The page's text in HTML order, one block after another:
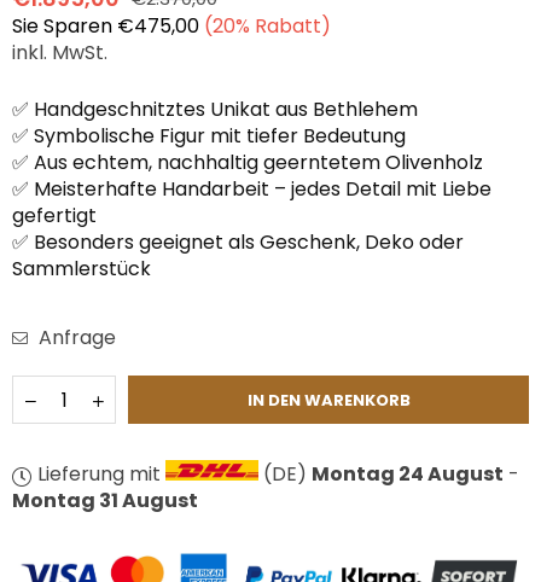
Normaler
Preis
Sie Sparen €475,00 (20% Rabatt)
inkl. MwSt.
✅ Handgeschnitztes Unikat aus Bethlehem
✅ Symbolische Figur mit tiefer Bedeutung
✅ Aus echtem, nachhaltig geerntetem Olivenholz
✅ Meisterhafte Handarbeit – jedes Detail mit Liebe
gefertigt
✅ Besonders geeignet als Geschenk, Deko oder
Sammlerstück
Anfrage
Menge
IN DEN WARENKORB
Lieferung mit (DE) Montag 24 August -
Montag 31 August